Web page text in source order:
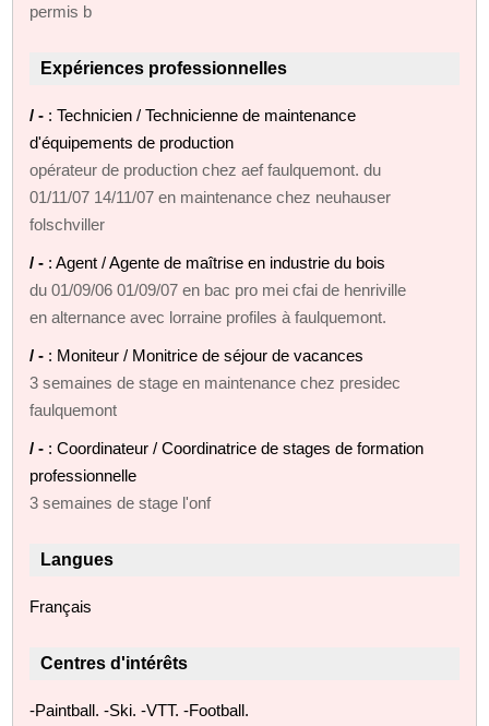
permis b
Expériences professionnelles
/ - : Technicien / Technicienne de maintenance
d'équipements de production
opérateur de production chez aef faulquemont. du
01/11/07 14/11/07 en maintenance chez neuhauser
folschviller
/ - : Agent / Agente de maîtrise en industrie du bois
du 01/09/06 01/09/07 en bac pro mei cfai de henriville
en alternance avec lorraine profiles à faulquemont.
/ - : Moniteur / Monitrice de séjour de vacances
3 semaines de stage en maintenance chez presidec
faulquemont
/ - : Coordinateur / Coordinatrice de stages de formation
professionnelle
3 semaines de stage l'onf
Langues
Français
Centres d'intérêts
-Paintball. -Ski. -VTT. -Football.